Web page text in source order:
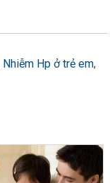
Nhiễm Hp ở trẻ em,